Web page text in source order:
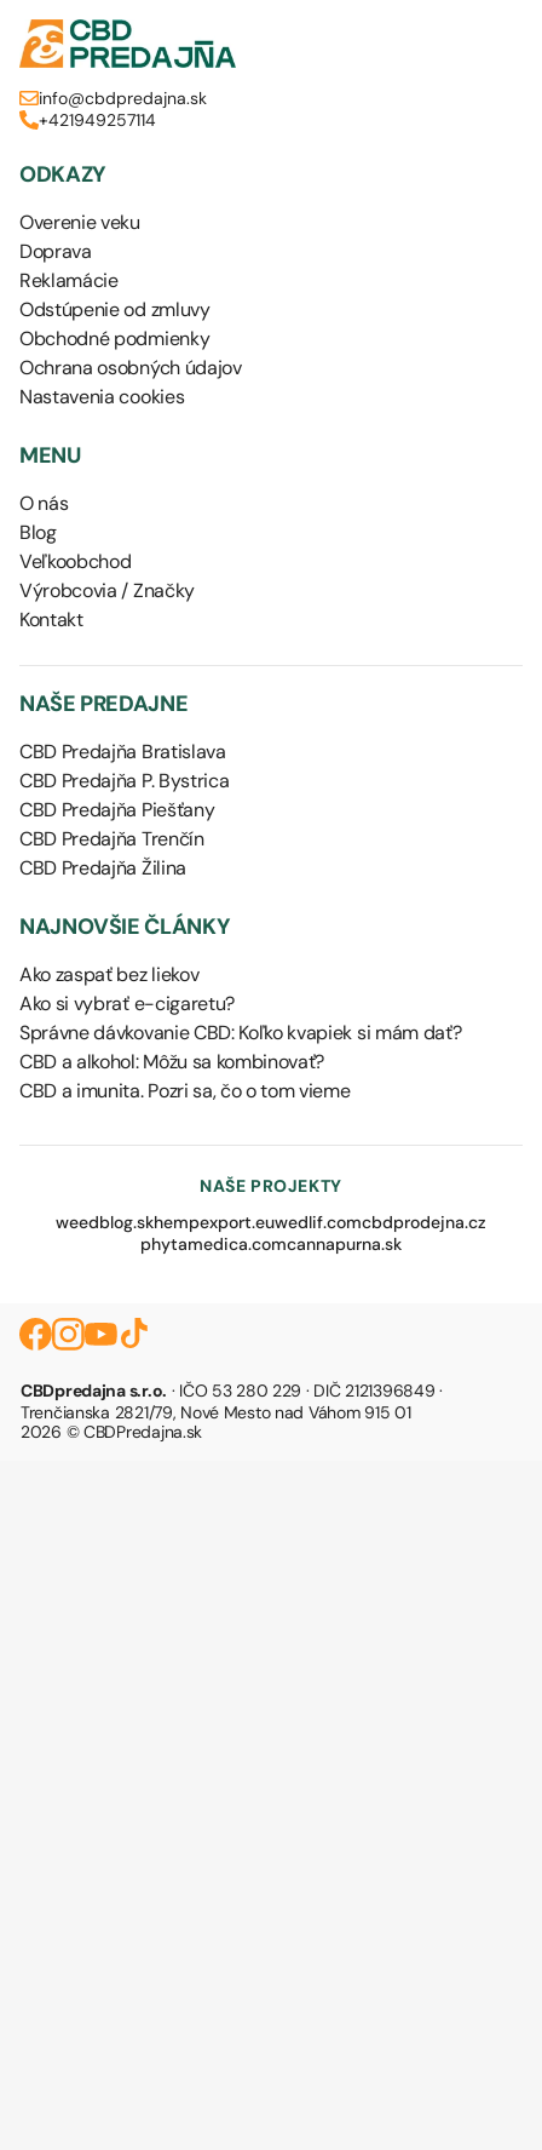
info@cbdpredajna.sk
+421949257114
ODKAZY
Overenie veku
Doprava
Reklamácie
Odstúpenie od zmluvy
Obchodné podmienky
Ochrana osobných údajov
Nastavenia cookies
MENU
O nás
Blog
Veľkoobchod
Výrobcovia / Značky
Kontakt
NAŠE PREDAJNE
CBD Predajňa Bratislava
CBD Predajňa P. Bystrica
CBD Predajňa Piešťany
CBD Predajňa Trenčín
CBD Predajňa Žilina
NAJNOVŠIE ČLÁNKY
Ako zaspať bez liekov
Ako si vybrať e-cigaretu?
Správne dávkovanie CBD: Koľko kvapiek si mám dať?
CBD a alkohol: Môžu sa kombinovať?
CBD a imunita. Pozri sa, čo o tom vieme
NAŠE PROJEKTY
weedblog.skhempexport.euwedlif.comcbdprodejna.cz
phytamedica.comcannapurna.sk
CBDpredajna s.r.o. · IČO 53 280 229 · DIČ 2121396849 ·
Trenčianska 2821/79, Nové Mesto nad Váhom 915 01
2026 © CBDPredajna.sk